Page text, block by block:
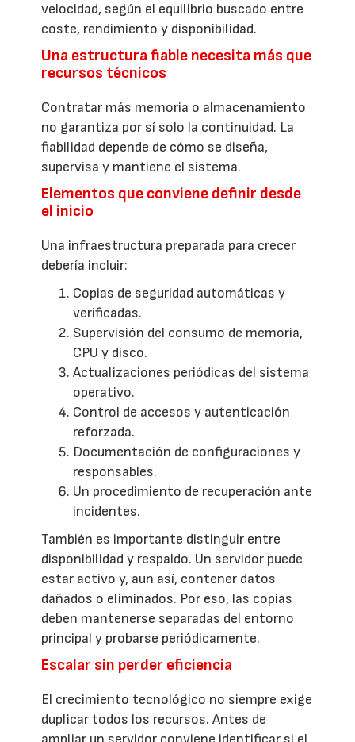
velocidad, según el equilibrio buscado entre
coste, rendimiento y disponibilidad.
Una estructura fiable necesita más que
recursos técnicos
Contratar más memoria o almacenamiento
no garantiza por sí solo la continuidad. La
fiabilidad depende de cómo se diseña,
supervisa y mantiene el sistema.
Elementos que conviene definir desde
el inicio
Una infraestructura preparada para crecer
debería incluir:
Copias de seguridad automáticas y
verificadas.
Supervisión del consumo de memoria,
CPU y disco.
Actualizaciones periódicas del sistema
operativo.
Control de accesos y autenticación
reforzada.
Documentación de configuraciones y
responsables.
Un procedimiento de recuperación ante
incidentes.
También es importante distinguir entre
disponibilidad y respaldo. Un servidor puede
estar activo y, aun así, contener datos
dañados o eliminados. Por eso, las copias
deben mantenerse separadas del entorno
principal y probarse periódicamente.
Escalar sin perder eficiencia
El crecimiento tecnológico no siempre exige
duplicar todos los recursos. Antes de